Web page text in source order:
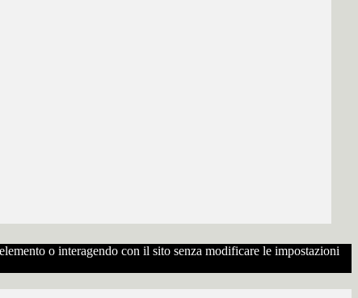
o interagendo con il sito senza modificare le impostazioni